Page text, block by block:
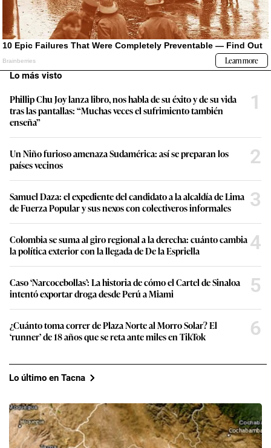
Lo más visto
Phillip Chu Joy lanza libro, nos habla de su éxito y de su vida
tras las pantallas: “Muchas veces el sufrimiento también
enseña”
1
Un Niño furioso amenaza Sudamérica: así se preparan los
países vecinos
2
Samuel Daza: el expediente del candidato a la alcaldía de Lima
de Fuerza Popular y sus nexos con colectiveros informales
3
Colombia se suma al giro regional a la derecha: cuánto cambia
la política exterior con la llegada de De la Espriella
4
Caso ‘Narcocebollas’: La historia de cómo el Cartel de Sinaloa
intentó exportar droga desde Perú a Miami
5
¿Cuánto toma correr de Plaza Norte al Morro Solar? El
‘runner’ de 18 años que se reta ante miles en TikTok
6
Lo último en Tacna